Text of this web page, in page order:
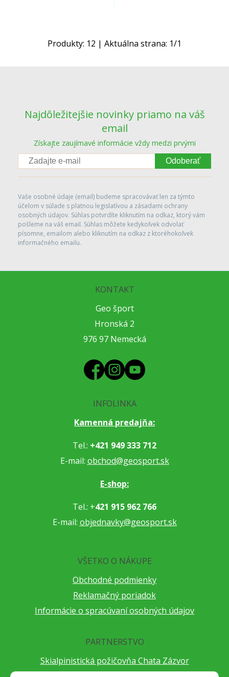
Produkty: 12 | Aktuálna strana: 1/1
Najdôležitejšie novinky priamo na váš
email
Získajte zaujímavé informácie vždy medzi prvými
Odoberať
Vaše osobné údaje (email) budeme spracovávať len za týmto
účelom v súlade s platnou legislatívou a zásadami ochrany
osobných údajov. Súhlas potvrdíte kliknutím na odkaz, ktorý vám
pošleme na váš email. Súhlas môžete kedykoľvek odvolať
písomne, emailom alebo kliknutím na odkaz z ktoréhokoľvek
informačného emailu.
KONTAKT
Geo šport
Hronská 2
976 97 Nemecká
INFOLINKA
Kamenná predajňa:
Tel.: +421 949 333 712
E-mail: obchod@geosport.sk
E-shop:
Tel.: +421 915 962 766
E-mail: objednavky@geosport.sk
VŠETKO O NÁKUPE
Obchodné podmienky
Reklamačný poriadok
Informácie o spracúvaní osobných údajov
PARTNERSTVO
Skialpinistická požičovňa Chata Zázvor